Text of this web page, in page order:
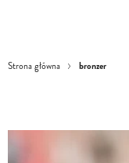
Strona główna bronzer